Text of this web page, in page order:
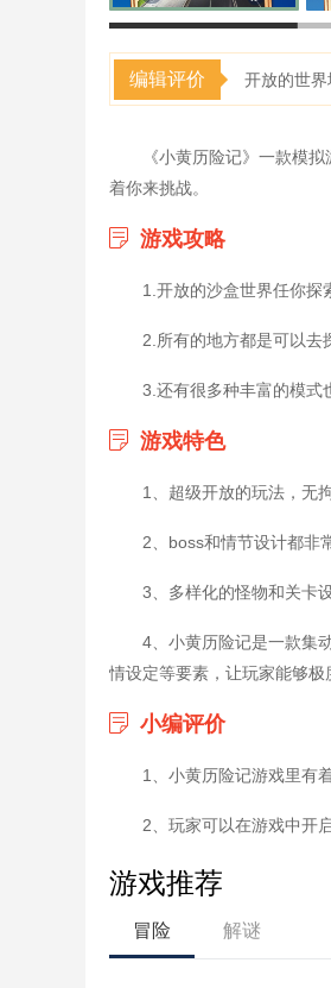
编辑评价 开放的世
《小黄历险记》一款模
着你来挑战。
游戏攻略
1.开放的沙盒世界任你探
2.所有的地方都是可以去
3.还有很多种丰富的模式
游戏特色
1、超级开放的玩法，无
2、boss和情节设计都非
3、多样化的怪物和关卡
4、小黄历险记是一款集
情设定等要素，让玩家能够极
小编评价
1、小黄历险记游戏里有
2、玩家可以在游戏中开
游戏推荐
冒险 解谜